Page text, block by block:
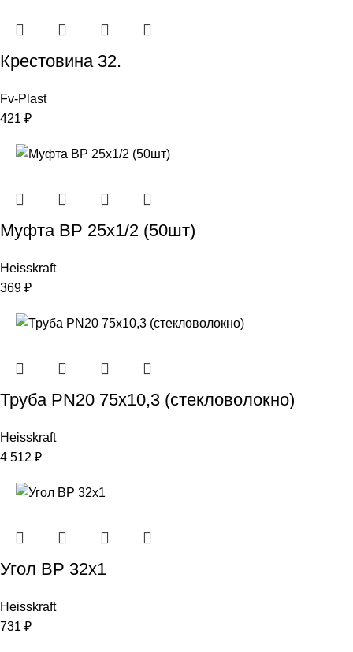
Крестовина 32.
Fv-Plast
421 ₽
Муфта ВР 25х1/2 (50шт)
Heisskraft
369 ₽
Труба PN20 75х10,3 (стекловолокно)
Heisskraft
4 512 ₽
Угол ВР 32х1
Heisskraft
731 ₽